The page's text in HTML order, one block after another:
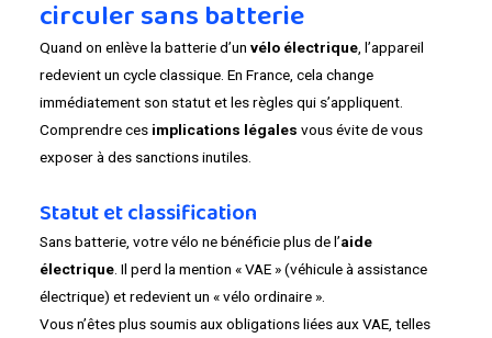
circuler sans batterie
Quand on enlève la batterie d’un vélo électrique, l’appareil
redevient un cycle classique. En France, cela change
immédiatement son statut et les règles qui s’appliquent.
Comprendre ces implications légales vous évite de vous
exposer à des sanctions inutiles.
Statut et classification
Sans batterie, votre vélo ne bénéficie plus de l’aide
électrique. Il perd la mention « VAE » (véhicule à assistance
électrique) et redevient un « vélo ordinaire ».
Vous n’êtes plus soumis aux obligations liées aux VAE, telles